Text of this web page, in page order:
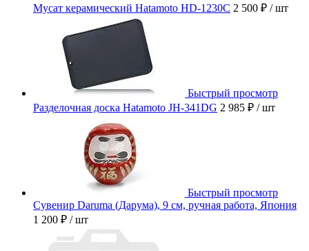
Мусат керамический Hatamoto HD-1230C 2 500 ₽ / шт
Быстрый просмотр
Разделочная доска Hatamoto JH-341DG 2 985 ₽ / шт
Быстрый просмотр
Сувенир Daruma (Дарума), 9 см, ручная работа, Япония
1 200 ₽ / шт